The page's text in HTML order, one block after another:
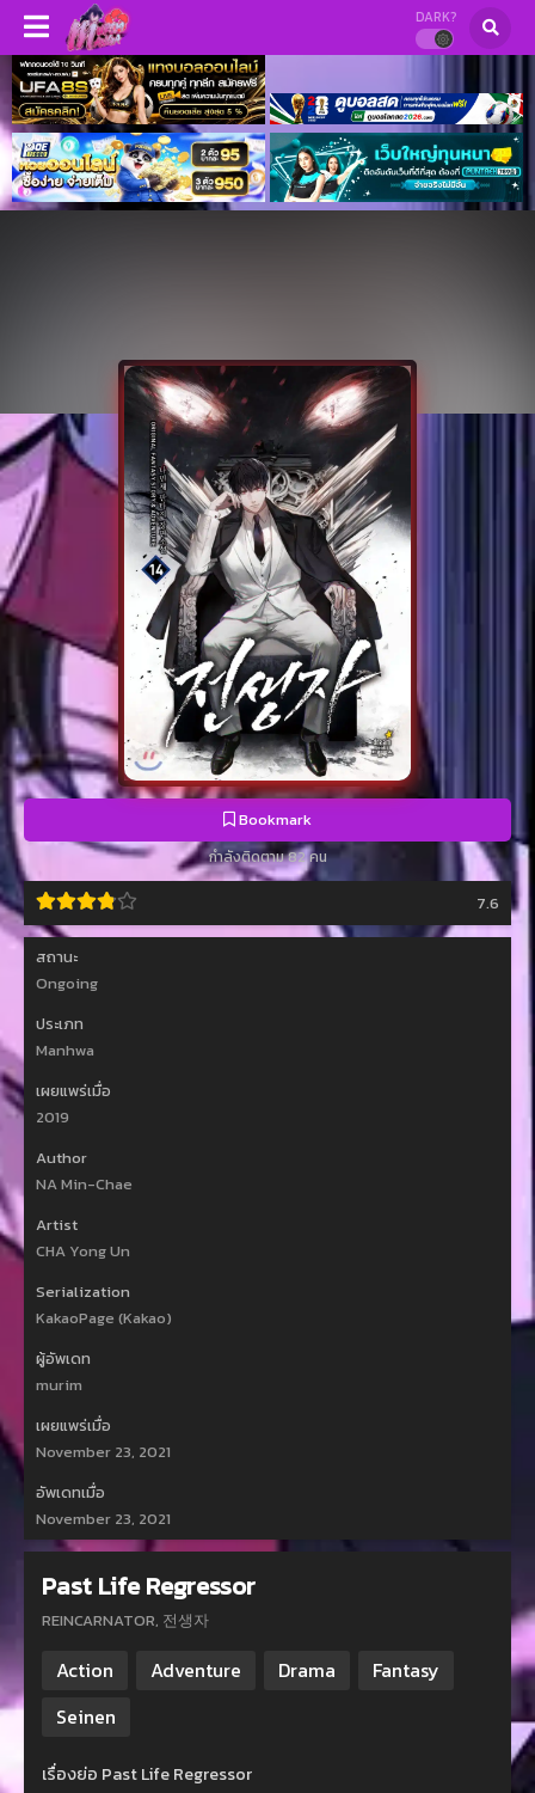
DARK?
Bookmark
กำลังติดตาม 82 คน
7.6
สถานะ
Ongoing
ประเภท
Manhwa
เผยแพร่เมื่อ
2019
Author
NA Min-Chae
Artist
CHA Yong Un
Serialization
KakaoPage (Kakao)
ผู้อัพเดท
murim
เผยแพร่เมื่อ
November 23, 2021
อัพเดทเมื่อ
November 23, 2021
Past Life Regressor
REINCARNATOR, 전생자
Action Adventure Drama
Fantasy
Seinen
เรื่องย่อ Past Life Regressor